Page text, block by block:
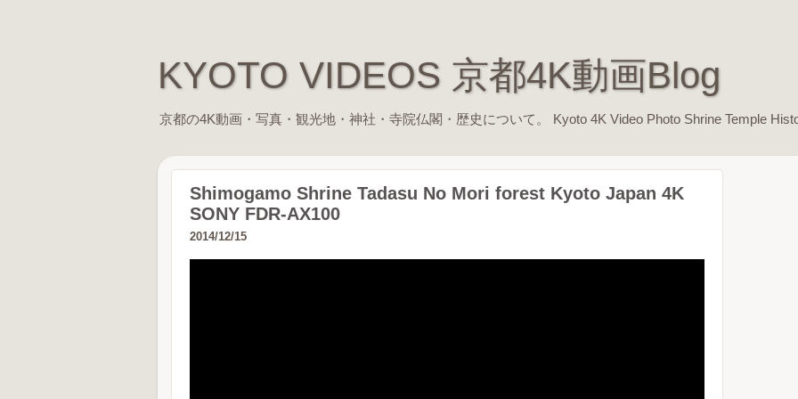
KYOTO VIDEOS 京都4K動画Blog
京都の4K動画・写真・観光地・神社・寺院仏閣・歴史について。 Kyoto 4K Video Photo Shrine Temple
Shimogamo Shrine Tadasu No Mori forest Kyoto Japan 4K
SONY FDR-AX100
2014/12/15